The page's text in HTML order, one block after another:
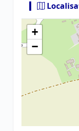
+
−